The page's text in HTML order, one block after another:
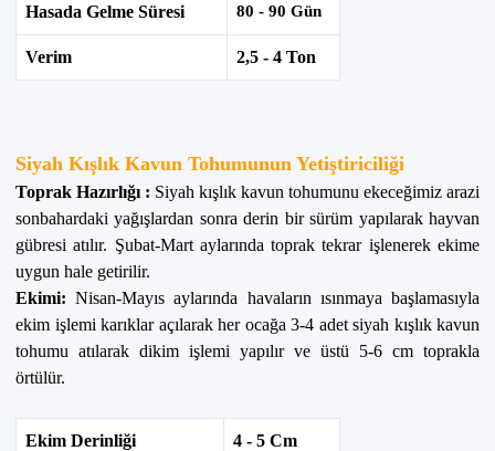
Hasada Gelme Süresi 80 - 90 Gün
Verim 2,5 - 4 Ton
Siyah Kışlık Kavun Tohumunun Yetiştiriciliği
Toprak Hazırlığı : Siyah kışlık kavun tohumunu ekeceğimiz arazi
sonbahardaki yağışlardan sonra derin bir sürüm yapılarak hayvan
gübresi atılır. Şubat-Mart aylarında toprak tekrar işlenerek ekime
uygun hale getirilir.
Ekimi: Nisan-Mayıs aylarında havaların ısınmaya başlamasıyla
ekim işlemi karıklar açılarak her ocağa 3-4 adet siyah kışlık kavun
tohumu atılarak dikim işlemi yapılır ve üstü 5-6 cm toprakla
örtülür.
Ekim Derinliği 4 - 5 Cm